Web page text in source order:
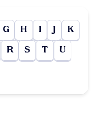
G H I J K
R S T U